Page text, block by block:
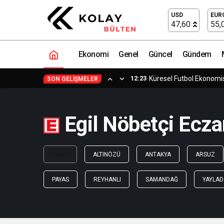
USD
47,60
Ekonomi Genel Güncel Gündem
SON GELIŞMELER 12:23 Küresel Futbol
Egil Nöbetçi
ALTINÖZÜ ANTAKYA ARSUZ
PAYAS REYHANLI SAMANDAĞ